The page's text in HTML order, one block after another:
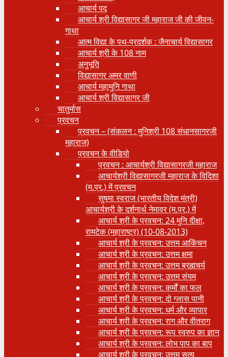
आचार्य पद
आचार्य श्री विद्यासागर जी महाराज जी की जीवन-
गाथा
आत्म विद्या के पथ-प्रदर्शक : जैनाचार्य विद्यासागर
आचार्य श्री के 108 नाम
अनुभूति
विद्यासागर अमर वाणी
आचार्य महामुनि गाथा
आचार्य श्री विद्यासागर जी
चातुर्मास
प्रवचन
प्रवचन – (संकलन : मुनिश्री 108 संधानसागरजी
महाराज)
प्रवचन के वीडियो
प्रवचन : आचार्यश्री ‍विद्यासागरजी महाराज
आचार्यश्री विद्यासागरजी महाराज के विदिशा
(म.प्र.) में प्रवचन
सुषमा स्वराज (भारतीय विदेश मंत्री)
आचार्यश्री के दर्शनार्थ नेमावर (म.प्र.) में
आचार्य श्री के प्रवचन: 24 मुनि दीक्षा,
रामटेक (महाराष्ट्र) (10-08-2013)
आचार्य श्री के प्रवचन: उत्तम आकिंचन
आचार्य श्री के प्रवचन: उत्तम क्षमा
आचार्य श्री के प्रवचन: उत्तम ब्रह्मचर्य
आचार्य श्री के प्रवचन: उत्तम संयम
आचार्य श्री के प्रवचन: कर्मों का फल
आचार्य श्री के प्रवचन: दो ग्लास पानी
आचार्य श्री के प्रवचन: धर्म और व्यापार
आचार्य श्री के प्रवचन: राग और वीतराग
आचार्य श्री के प्रवचन: रूप स्वरुप का ज्ञान
आचार्य श्री के प्रवचन: लोभ पाप का बाप
आचार्य श्री के प्रवचन: उत्तम सत्य